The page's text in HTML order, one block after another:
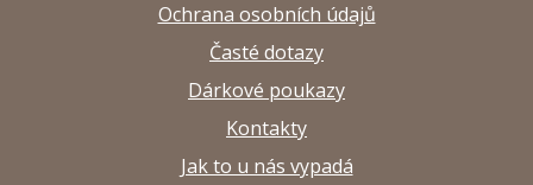
Ochrana osobních údajů
Časté dotazy
Dárkové poukazy
Kontakty
Jak to u nás vypadá